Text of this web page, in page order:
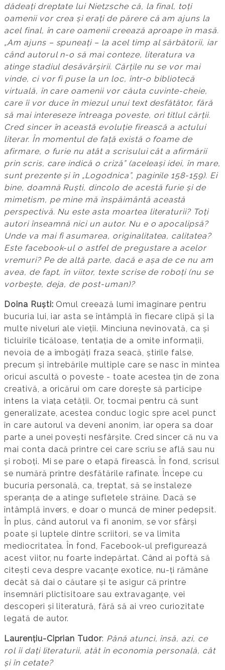
dădeați dreptate lui Nietzsche că, la final, toți
oamenii vor crea și erați de părere că am ajuns la
acel final, în care oamenii creează aproape în masă.
„Am ajuns – spuneați – la acel timp al sărbătorii, iar
când autorul n-o să mai conteze, literatura va
atinge stadiul desăvârșirii. Cărțile nu se vor mai
vinde, ci vor fi puse la un loc, într-o bibliotecă
virtuală, în care oamenii vor căuta cuvinte-cheie,
care îi vor duce în miezul unui text desfătător, fără
să mai intereseze întreaga poveste, ori titlul cărții.
Cred sincer în această evoluție firească a actului
literar. În momentul de față există o foame de
afirmare, o furie nu atât a scrisului cât a afirmării
prin scris, care indică o criză” (aceleași idei, în mare,
sunt prezente și în „Logodnica”, paginile 158-159). Ei
bine, doamnă Ruști, dincolo de acestă furie și de
mimetism, pe mine mă înspăimântă această
perspectivă. Nu este asta moartea literaturii? Toți
autori înseamnă nici un autor. Nu e o apocalipsă?
Unde va mai fi asumarea, originalitatea, calitatea?
Este facebook-ul o astfel de pregustare a acelor
vremuri? Pe de altă parte, dacă e așa de ce nu am
avea, de fapt, în viitor, texte scrise de roboți (nu se
vorbește, deja, de post-uman)?
Doina Ruști: Omul creează lumi imaginare pentru
bucuria lui, iar asta se întâmplă în fiecare clipă și la
multe niveluri ale vieții. Minciuna nevinovată, ca și
ticluirile ticăloase, tentația de a omite informații,
nevoia de a îmbogăți fraza seacă, știrile false,
precum și întrebările multiple care se nasc în mintea
oricui ascultă o poveste - toate acestea țin de zona
creativă, a oricărui om care dorește să participe
intens la viața cetății. Or, tocmai pentru că sunt
generalizate, acestea conduc logic spre acel punct
în care autorul va deveni anonim, iar opera sa doar
parte a unei povești nesfârșite. Cred sincer că nu va
mai conta dacă printre cei care scriu se află sau nu
și roboți. Mi se pare o etapă firească. În fond, scrisul
se numără printre desfătările rafinate. Începe cu
bucuria personală, ca, treptat, să se instaleze
speranța de a atinge sufletele străine. Dacă se
întâmplă invers, e doar o muncă de miner pedepsit.
În plus, când autorul va fi anonim, se vor sfârși
poate și luptele dintre scriitori, se va limita
mediocritatea. În fond, Facebook-ul prefigurează
acest viitor, nu foarte îndepărtat. Când ai poftă să
citești ceva despre vacanțe exotice, nu-ți rămâne
decât să dai o căutare și te asigur că printre
însemnări plictisitoare sau extravaganțe, vei
descoperi și literatură, fără să ai vreo curiozitate
legată de autor.
Laurențiu-Ciprian Tudor: Până atunci, însă, azi, ce
rol îi dați literaturii, atât în economia personală, cât
și în cetate?